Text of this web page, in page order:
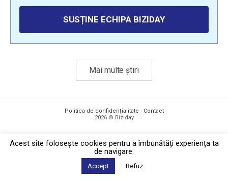
SUSȚINE ECHIPA BIZIDAY
Mai multe știri
Politica de confidențialitate · Contact
2026 © Biziday
Acest site foloseşte cookies pentru a îmbunătăți experiența ta
de navigare.
Accept Refuz